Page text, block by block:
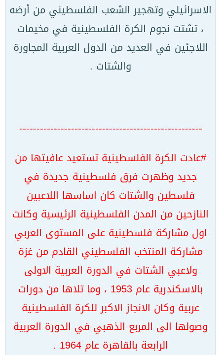
الاسرائيلي وتهجير الشعب الفلسطيني من أرضه
، تشتت نجوم الكرة الفلسطينية في مخيمات
اللاجئين في العديد من الدول العربية المجاورة
والشتات .
-----------------------------------------------------
#عادت الكرة الفلسطينية تستعيد عافيتها من
جديد وظهرت فرق فلسطينية جديدة في
فلسطين والشتات كان اساسها اللاعبين
النازحين من المدن الفلسطينية الرئيسية وكانت
اول مشاركة فلسطينية على المستوى العربي
مشاركة المنتخب الفلسطيني القادم من غزة
ولاعبي الشتات في الدورة العربية الاولى
بالاسكندرية عام 1953 ، وما تلاها من دورات
عربية وكان الانجاز الاكبر للكرة الفلسطينية
وصولها الى المربع الذهبي في الدورة العربية
الرابعة بالقاهرة عام 1964 .